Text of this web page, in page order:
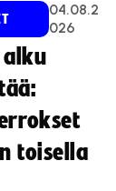
04.08.2
026
toisella